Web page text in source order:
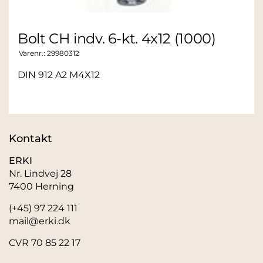
Bolt CH indv. 6-kt. 4x12 (1000)
Varenr.: 29980312
DIN 912 A2 M4X12
Kontakt
ERKI
Nr. Lindvej 28
7400 Herning
(+45) 97 224 111
mail@erki.dk
CVR 70 85 22 17